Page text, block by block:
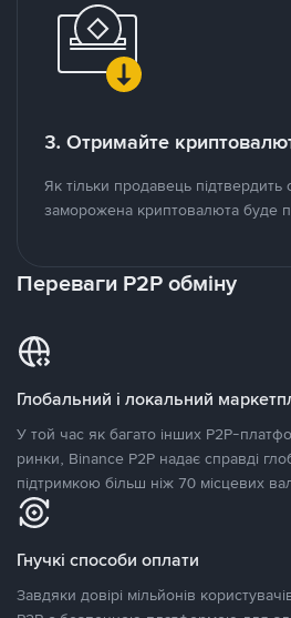
3. Отримайте
Як тільки продавець
заморожена криптовалюта буде
Переваги P2P обміну
Глобальний і локальний
У той час як багато інших P2P-
ринки, Binance P2P надає справді
підтримкою більш ніж 70 місцевих
Гнучкі способи оплати
Завдяки довірі мільйонів